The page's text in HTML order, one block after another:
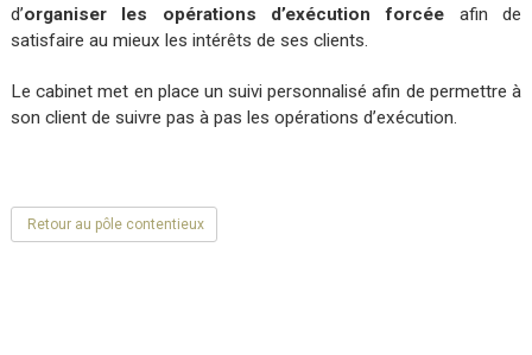
d’organiser les opérations d’exécution forcée afin de
satisfaire au mieux les intérêts de ses clients.
Le cabinet met en place un suivi personnalisé afin de permettre à
son client de suivre pas à pas les opérations d’exécution.
Retour au pôle contentieux